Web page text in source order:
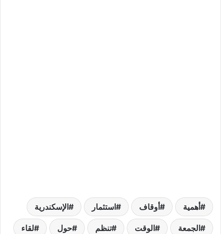
أهمية أوقاف استثمار الإسكندرية
الجمعة الوقت تنظم حول لقاء